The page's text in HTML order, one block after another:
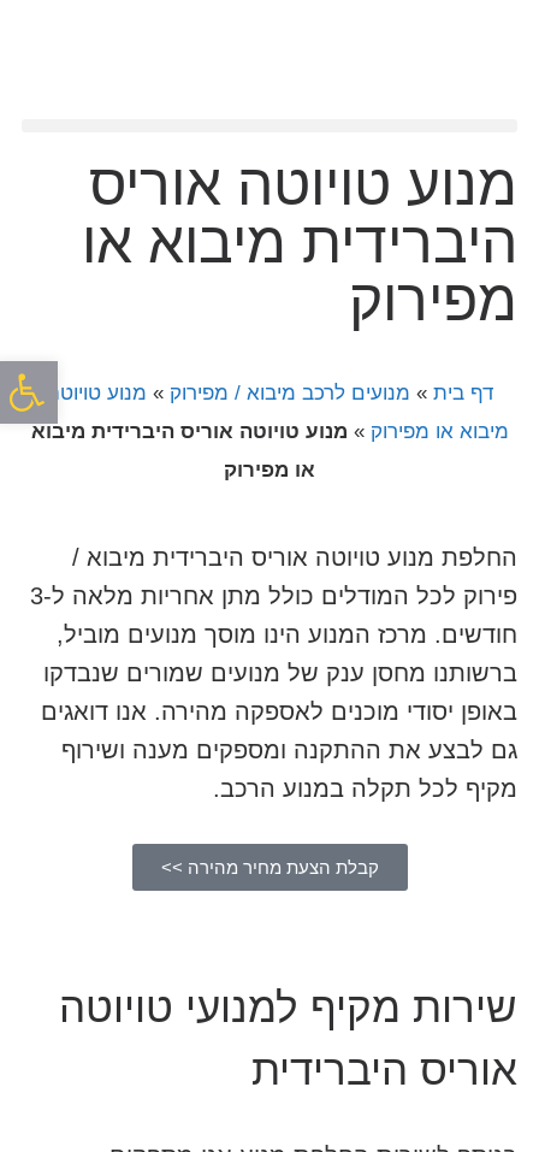
מנוע טויוטה אוריס
היברידית מיבוא או
מפירוק
דף בית» מנועים לרכב מיבוא / מפירוק» מנוע טויוטה
מיבוא או מפירוק» מנוע טויוטה אוריס היברידית מיבוא
או מפירוק
החלפת מנוע טויוטה אוריס היברידית מיבוא /
פירוק לכל המודלים כולל מתן אחריות מלאה ל-3
חודשים. מרכז המנוע הינו מוסך מנועים מוביל,
ברשותנו מחסן ענק של מנועים שמורים שנבדקו
באופן יסודי מוכנים לאספקה מהירה. אנו דואגים
גם לבצע את ההתקנה ומספקים מענה ושירוף
מקיף לכל תקלה במנוע הרכב.
קבלת הצעת מחיר מהירה >>
שירות מקיף למנועי טויוטה
אוריס היברידית
פתח